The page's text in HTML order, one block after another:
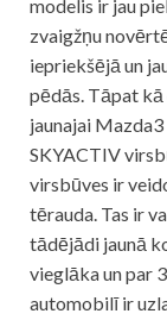
modelis ir jau
zvaigžņu
iepriekšējā un
pēdās. Tāpat
jaunajai
SKYACTIV
virsbūves ir
tērauda. Tas ir
tādējādi jaunā
vieglāka un par
automobilī ir